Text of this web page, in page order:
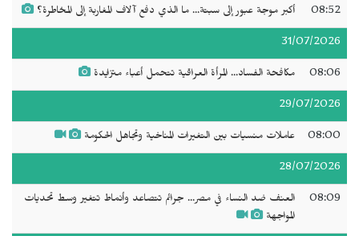
08:52 أكبر موجة عبور إلى سبتة... ما الذي دفع آلاف المغاربة إلى المخاطرة؟
31/07/2026
08:06 مكافحة الفساد... المرأة العراقية تتحمل أعباء متزايدة
29/07/2026
08:00 عاملات منسيات بين التغيرات المناخية وتجاهل الحكومة
28/07/2026
08:09
العنف ضد النساء في مصر... جرائم تتصاعد وأنماط تتغير وسط تحديات
المواجهة